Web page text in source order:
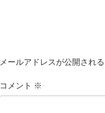
メールアドレスが公開され
コメント ※